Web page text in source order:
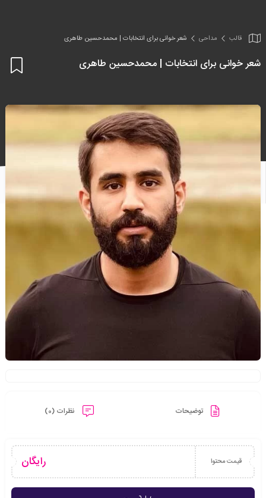
قالب مداحی شعر خوانی برای انتخابات | محمدحسین طاهری
شعر خوانی برای انتخابات | محمدحسین طاهری
توضیحات نظرات (0)
قیمت محتوا رایگان